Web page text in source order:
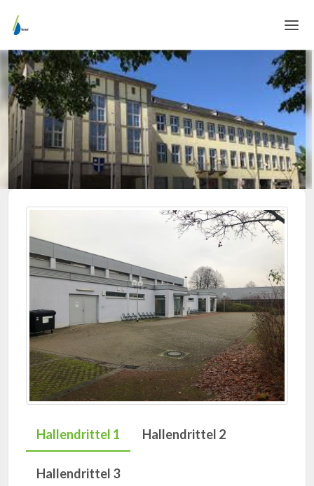
Home
Login
Sprache
Hilfe & Info
Hallendrittel 1 Hallendrittel 2
Hallendrittel 3